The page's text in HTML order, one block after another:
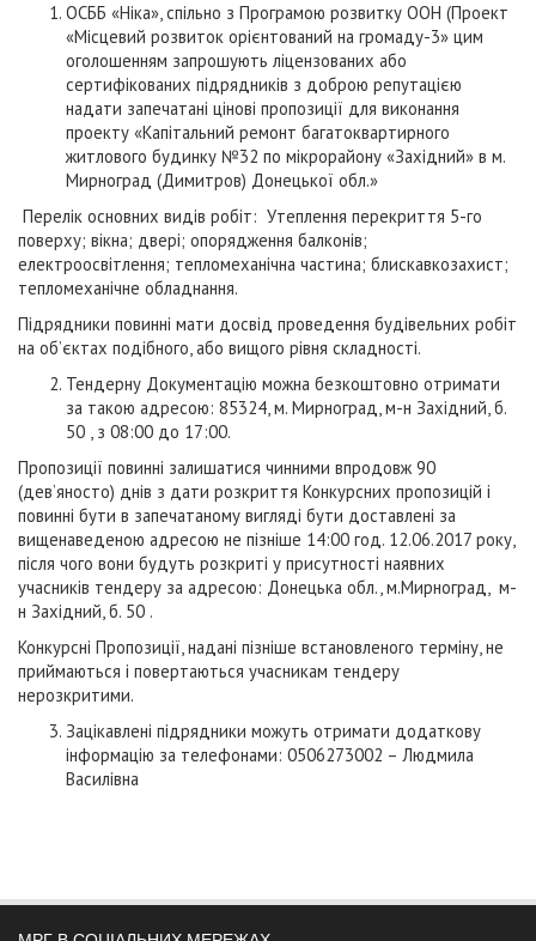
ОСББ «Ніка», спільно з Програмою розвитку ООН (Проект
«Місцевий розвиток орієнтований на громаду-3» цим
оголошенням запрошують ліцензованих або
сертифікованих підрядників з доброю репутацією
надати запечатані цінові пропозиції для виконання
проекту «Капітальний ремонт багатоквартирного
житлового будинку №32 по мікрорайону «Західний» в м.
Мирноград (Димитров) Донецької обл.»
Перелік основних видів робіт: Утеплення перекриття 5-го
поверху; вікна; двері; опорядження балконів;
електроосвітлення; тепломеханічна частина; блискавкозахист;
тепломеханічне обладнання.
Підрядники повинні мати досвід проведення будівельних робіт
на об’єктах подібного, або вищого рівня складності.
Тендерну Документацію можна безкоштовно отримати
за такою адресою: 85324, м. Мирноград, м-н Західний, б.
50 , з 08:00 до 17:00.
Пропозиції повинні залишатися чинними впродовж 90
(дев’яносто) днів з дати розкриття Конкурсних пропозицій і
повинні бути в запечатаному вигляді бути доставлені за
вищенаведеною адресою не пізніше 14:00 год. 12.06.2017 року,
після чого вони будуть розкриті у присутності наявних
учасників тендеру за адресою: Донецька обл., м.Мирноград, м-
н Західний, б. 50 .
Конкурсні Пропозиції, надані пізніше встановленого терміну, не
приймаються і повертаються учасникам тендеру
нерозкритими.
Зацікавлені підрядники можуть отримати додаткову
інформацію за телефонами: 0506273002 – Людмила
Василівна